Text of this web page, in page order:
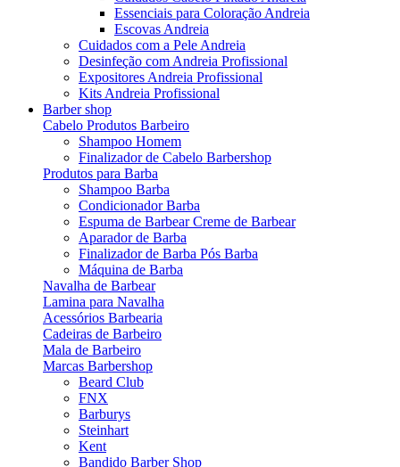
Essenciais para Coloração Andreia
Escovas Andreia
Cuidados com a Pele Andreia
Desinfeção com Andreia Profissional
Expositores Andreia Profissional
Kits Andreia Profissional
Barber shop
Cabelo Produtos Barbeiro
Shampoo Homem
Finalizador de Cabelo Barbershop
Produtos para Barba
Shampoo Barba
Condicionador Barba
Espuma de Barbear Creme de Barbear
Aparador de Barba
Finalizador de Barba Pós Barba
Máquina de Barba
Navalha de Barbear
Lamina para Navalha
Acessórios Barbearia
Cadeiras de Barbeiro
Mala de Barbeiro
Marcas Barbershop
Beard Club
FNX
Barburys
Steinhart
Kent
Bandido Barber Shop